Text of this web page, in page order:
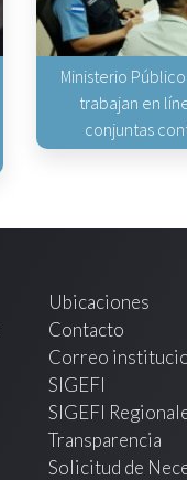
Ministerio
trabajan en
conjuntas
Ubicaciones
Contacto
Correo
SIGEFI
SIGEFI
Transparencia
Solicitud de